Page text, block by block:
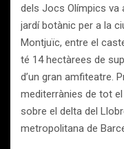
dels Jocs Olímpics va
jardí botànic per a la
Montjuïc, entre el
té 14 hectàrees de
d’un gran amfiteatre.
mediterrànies de tot
sobre el delta del
metropolitana de